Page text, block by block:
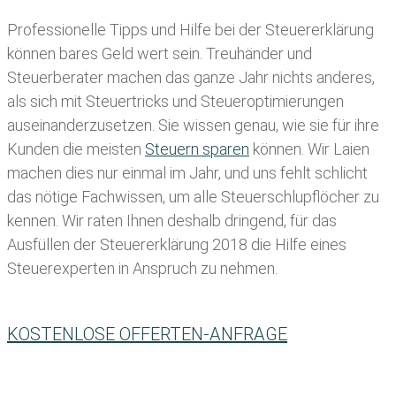
Professionelle Tipps und Hilfe bei der Steuererklärung
können bares Geld wert sein. Treuhänder und
Steuerberater machen das ganze Jahr nichts anderes,
als sich mit Steuertricks und Steueroptimierungen
auseinanderzusetzen. Sie wissen genau, wie sie für ihre
Kunden die meisten Steuern sparen können. Wir Laien
machen dies nur einmal im Jahr, und uns fehlt schlicht
das nötige Fachwissen, um alle Steuerschlupflöcher zu
kennen. Wir raten Ihnen deshalb dringend, für das
Ausfüllen der Steuererklärung 2018 die Hilfe eines
Steuerexperten in Anspruch zu nehmen.
KOSTENLOSE OFFERTEN-ANFRAGE